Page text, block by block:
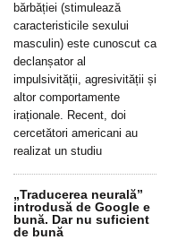
bărbăției (stimulează
caracteristicile sexului
masculin) este cunoscut ca
declanșator al
impulsivității, agresivității și
altor comportamente
iraționale. Recent, doi
cercetători americani au
realizat un studiu
„Traducerea neurală”
introdusă de Google e
bună. Dar nu suficient
de bună